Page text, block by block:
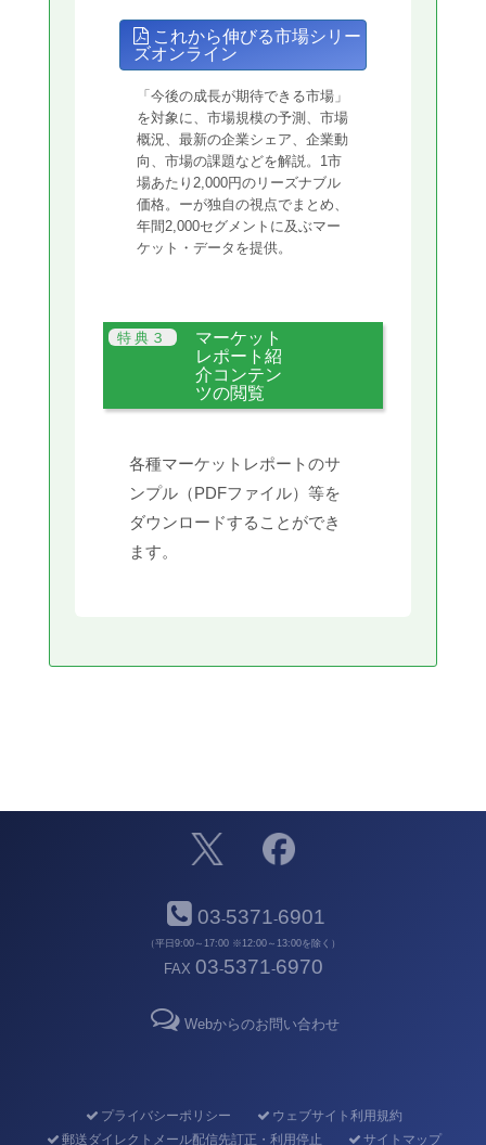
これから伸びる市場シリー
ズオンライン
「今後の成長が期待できる市場」
を対象に、市場規模の予測、市場
概況、最新の企業シェア、企業動
向、市場の課題などを解説。1市
場あたり2,000円のリーズナブル
価格。ーが独自の視点でまとめ、
年間2,000セグメントに及ぶマー
ケット・データを提供。
マーケット
レポート紹
介コンテン
ツの閲覧
各種マーケットレポートのサ
ンプル（PDFファイル）等を
ダウンロードすることができ
ます。
03-5371-6901
（平日9:00～17:00 ※12:00～13:00を除く）
FAX 03-5371-6970
Webからのお問い合わせ
プライバシーポリシー
ウェブサイト利用規約
郵送ダイレクトメール配信先訂正・利用停止
サイトマップ